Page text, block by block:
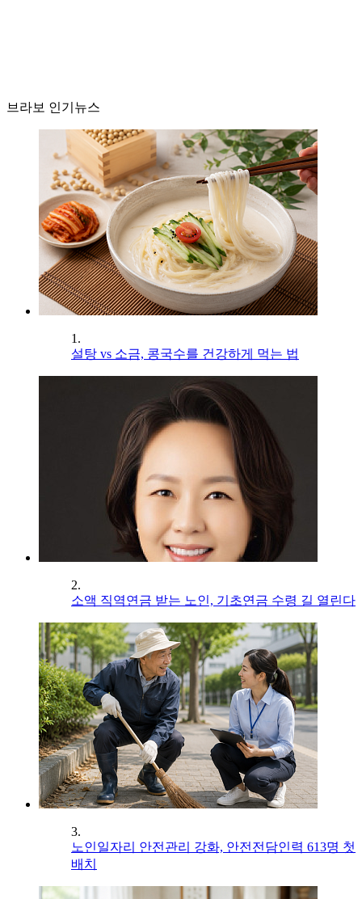
브라보 인기뉴스
1.
설탕 vs 소금, 콩국수를 건강하게 먹는 법
2.
소액 직역연금 받는 노인, 기초연금 수령 길 열린다
3.
노인일자리 안전관리 강화, 안전전담인력 613명 첫
배치